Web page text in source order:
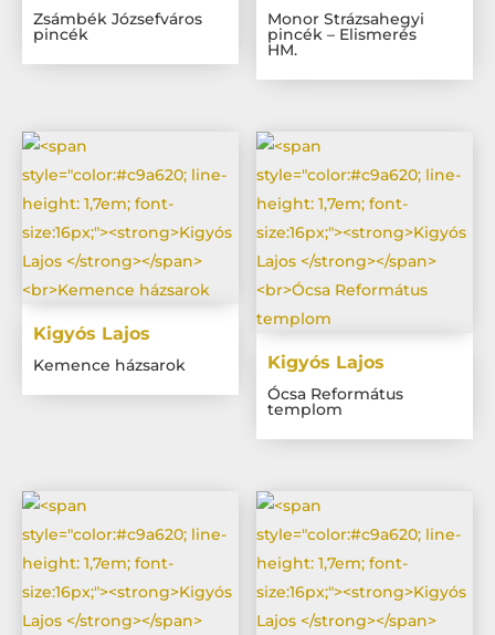
Zsámbék Józsefváros
pincék
Monor Strázsahegyi
pincék – Elismerés
HM.
Kigyós Lajos
Kemence házsarok Kigyós Lajos
Ócsa Református
templom